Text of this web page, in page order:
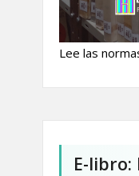
Lee las
E-